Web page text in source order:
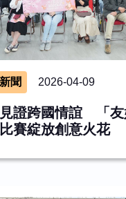
聞 2026-04-09
證跨國情誼 「友
賽綻放創意火花